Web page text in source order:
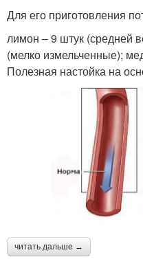
Для его приготовления
лимон – 9 штук (средней
(мелко измельченные);
Полезная настойка на
читать дальше →